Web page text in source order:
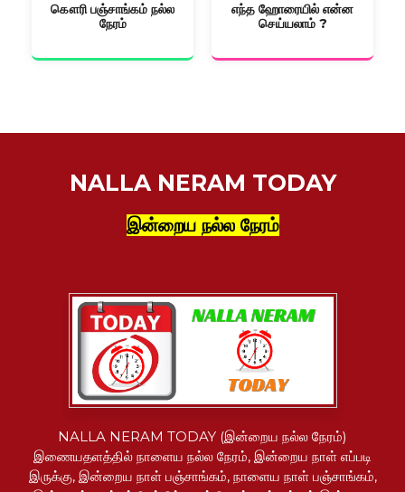
கௌரி பஞ்சாங்கம் நல்ல
நேரம்
எந்த ஹோரையில் என்ன
செய்யலாம் ?
NALLA NERAM TODAY
இன்றைய நல்ல நேரம்
NALLA NERAM TODAY (இன்றைய நல்ல நேரம்)
இணையதளத்தில் நாளைய நல்ல நேரம், இன்றைய நாள் எப்படி
இருக்கு, இன்றைய நாள் பஞ்சாங்கம், நாளைய நாள் பஞ்சாங்கம்,